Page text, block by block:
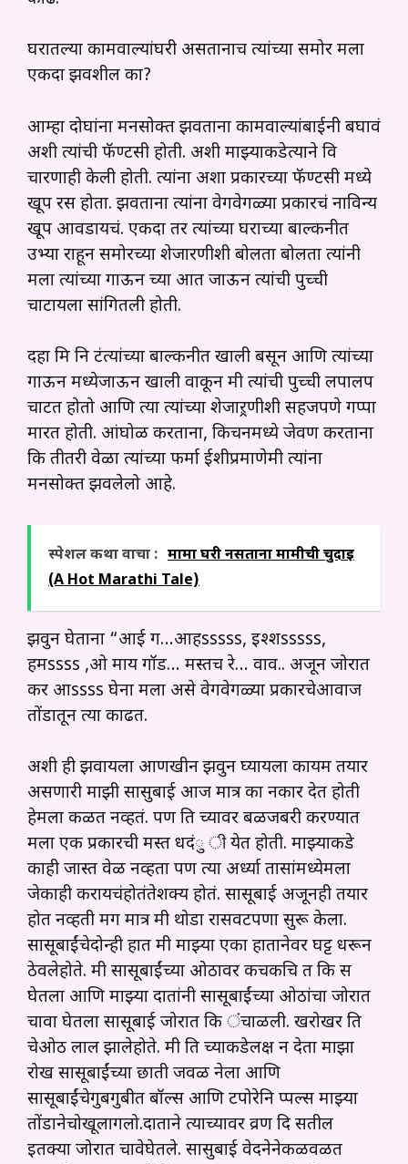
घरातल्या कामवाल्यांघरी असतानाच त्यांच्या समोर मला
एकदा झवशील का?
आम्हा दोघांना मनसोक्त झवताना कामवाल्यांबाईनी बघावं
अशी त्यांची फॅण्टसी होती. अशी माझ्याकडेत्याने वि
चारणाही केली होती. त्यांना अशा प्रकारच्या फॅण्टसी मध्ये
खूप रस होता. झवताना त्यांना वेगवेगळ्या प्रकारचं नाविन्य
खूप आवडायचं. एकदा तर त्यांच्या घराच्या बाल्कनीत
उभ्या राहून समोरच्या शेजारणीशी बोलता बोलता त्यांनी
मला त्यांच्या गाऊन च्या आत जाऊन त्यांची पुच्ची
चाटायला सांगितली होती.
दहा मि नि टंत्यांच्या बाल्कनीत खाली बसून आणि त्यांच्या
गाऊन मध्येजाऊन खाली वाकून मी त्यांची पुच्ची लपालप
चाटत होतो आणि त्या त्यांच्या शेजाऱ्रणीशी सहजपणे गप्पा
मारत होती. आंघोळ करताना, किचनमध्ये जेवण करताना
कि तीतरी वेळा त्यांच्या फर्मा ईशीप्रमाणेमी त्यांना
मनसोक्त झवलेलो आहे.
स्पेशल कथा वाचा : मामा घरी नसताना मामीची चुदाई
(A Hot Marathi Tale)
झवुन घेताना “आई ग…आहsssss, इश्शsssss,
हमssss ,ओ माय गॉड… मस्तच रे… वाव.. अजून जोरात
कर आssss घेना मला असे वेगवेगळ्या प्रकारचेआवाज
तोंडातून त्या काढत.
अशी ही झवायला आणखीन झवुन घ्यायला कायम तयार
असणारी माझी सासुबाई आज मात्र का नकार देत होती
हेमला कळत नव्हतं. पण ति च्यावर बळजबरी करण्यात
मला एक प्रकारची मस्त धदंु ी येत होती. माझ्याकडे
काही जास्त वेळ नव्हता पण त्या अर्ध्या तासांमध्येमला
जेकाही करायचंहोतंतेशक्य होतं. सासूबाई अजूनही तयार
होत नव्हती मग मात्र मी थोडा रासवटपणा सुरू केला.
सासूबाईंचेदोन्ही हात मी माझ्या एका हातानेवर घट्ट धरून
ठेवलेहोते. मी सासूबाईंच्या ओठावर कचकचि त कि स
घेतला आणि माझ्या दातांनी सासूबाईंच्या ओठांचा जोरात
चावा घेतला सासूबाई जोरात कि ंचाळली. खरोखर ति
चेओठ लाल झालेहोते. मी ति च्याकडेलक्ष न देता माझा
रोख सासूबाईंच्या छाती जवळ नेला आणि
सासूबाईंचेगुबगुबीत बॉल्स आणि टपोरेनि प्पल्स माझ्या
तोंडानेचोखूलागलो.दाताने त्याच्यावर व्रण दि सतील
इतक्या जोरात चावेघेतले. सासुबाई वेदनेनेकळवळत